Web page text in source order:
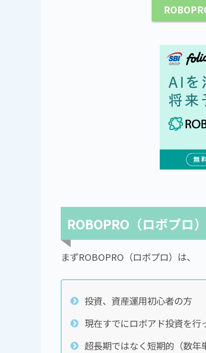
ROBOPRO（ロボプロ
まずROBOPRO（ロボプロ）は、
投資、資産運用初心者の方
現在すでにロボアド投資を行
超長期ではなく短期的（数年